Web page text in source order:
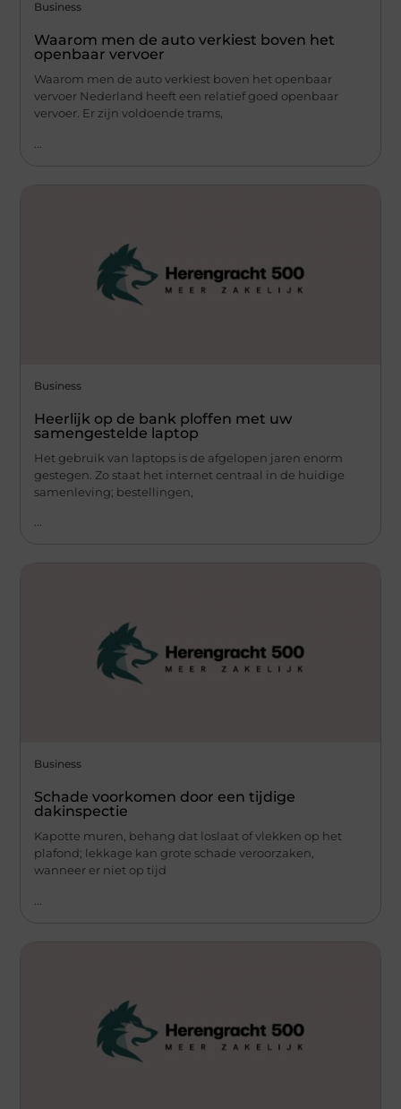
Business
Waarom men de auto verkiest boven het
openbaar vervoer
Waarom men de auto verkiest boven het openbaar
vervoer Nederland heeft een relatief goed openbaar
vervoer. Er zijn voldoende trams,
Business
Heerlijk op de bank ploffen met uw
samengestelde laptop
Het gebruik van laptops is de afgelopen jaren enorm
gestegen. Zo staat het internet centraal in de huidige
samenleving; bestellingen,
Business
Schade voorkomen door een tijdige
dakinspectie
Kapotte muren, behang dat loslaat of vlekken op het
plafond; lekkage kan grote schade veroorzaken,
wanneer er niet op tijd